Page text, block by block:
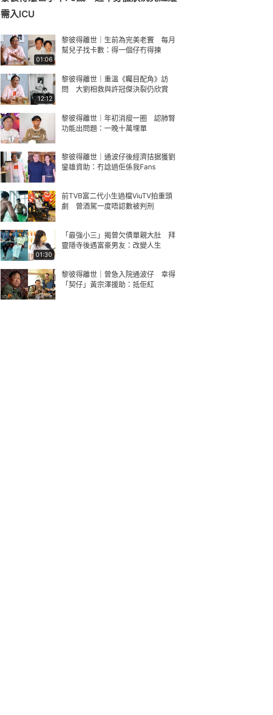
需入ICU
01:06
黎彼得離世｜生前為完美老竇 每月
幫兒子找卡數：得一個仔冇得揀
12:12
黎彼得離世｜重溫《矚目配角》訪
問 大劉相救與許冠傑決裂仍欣賞
黎彼得離世｜年初消瘦一圈 認肺腎
功能出問題：一晚十萬埋單
黎彼得離世｜通波仔後經濟拮据獲劉
鑾雄資助：冇諗過佢係我Fans
前TVB富二代小生過檔ViuTV拍重頭
劇 曾酒駕一度唔認數被判刑
01:30
「最強小三」揭曾欠債單親大肚 拜
靈隱寺後遇富豪男友：改變人生
黎彼得離世｜曾急入院通波仔 幸得
「契仔」黃宗澤援助：抵佢紅